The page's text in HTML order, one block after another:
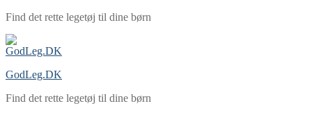
Spring
indhold
Menu
Luk
Find det rette legetøj til dine børn
GodLeg.DK
Find det rette legetøj til dine børn